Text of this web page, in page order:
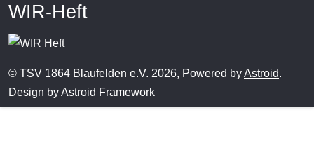
WIR-Heft
© TSV 1864 Blaufelden e.V. 2026, Powered byAstroid.
Design byAstroid Framework